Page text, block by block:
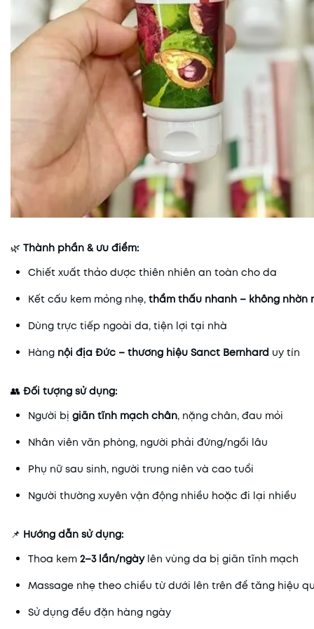
🌿 Thành phần & ưu điểm:
Chiết xuất thảo dược thiên nhiên an toàn cho da
Kết cấu kem mỏng nhẹ, thẩm thấu nhanh – không nhờn
Dùng trực tiếp ngoài da, tiện lợi tại nhà
Hàng nội địa Đức – thương hiệu Sanct Bernhard uy tín
👥 Đối tượng sử dụng:
Người bị giãn tĩnh mạch chân, nặng chân, đau mỏi
Nhân viên văn phòng, người phải đứng/ngồi lâu
Phụ nữ sau sinh, người trung niên và cao tuổi
Người thường xuyên vận động nhiều hoặc đi lại nhiều
📌 Hướng dẫn sử dụng:
Thoa kem 2–3 lần/ngàylên vùng da bị giãn tĩnh mạch
Massage nhẹ theo chiều từ dưới lên trên để tăng hiệu
Sử dụng đều đặn hàng ngày